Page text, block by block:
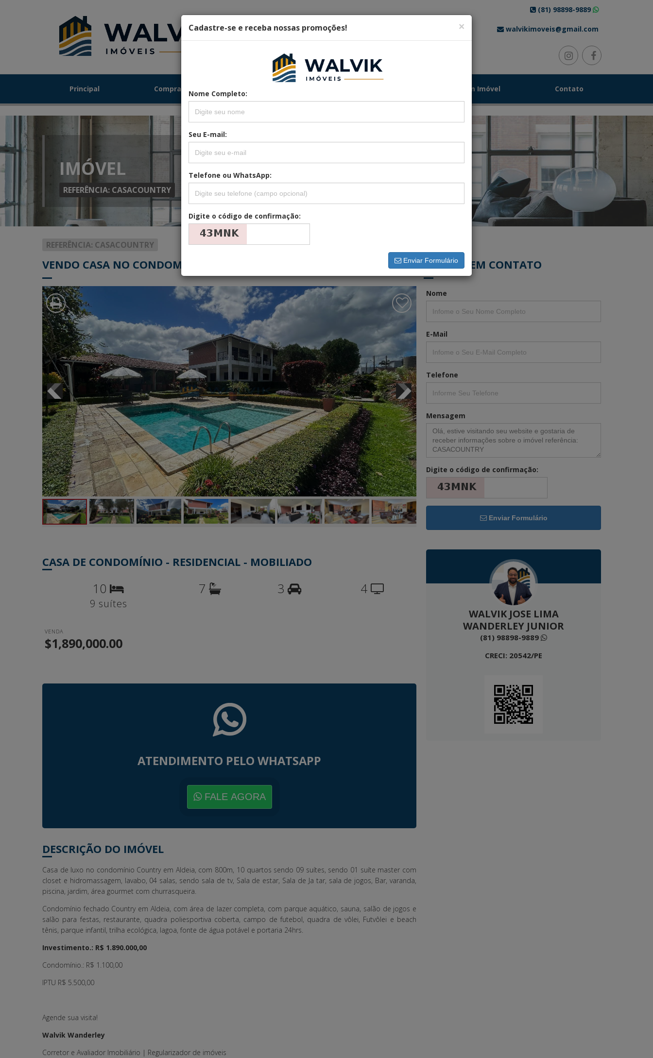
(81) 98898-9889
walvikimoveis@gmail.com
Principal Comprar Solicite Um Imóvel Contato
IMÓVEL
REFERÊNCIA: CASACOUNTRY
REFERÊNCIA: CASACOUNTRY
VENDO CASA NO CONDOMÍNIO COUNTRY ALDEIA!
CASA DE CONDOMÍNIO - RESIDENCIAL - MOBILIADO
10
9 suítes
7 3 4
VENDA
$1,890,000.00
ATENDIMENTO PELO WHATSAPP
FALE AGORA
DESCRIÇÃO DO IMÓVEL
Casa de luxo no condomínio Country em Aldeia, com 800m, 10 quartos sendo 09 suítes, sendo 01 suíte master com
closet e hidromassagem, lavabo, 04 salas, sendo sala de tv, Sala de estar, Sala de Ja tar, sala de jogos, Bar, varanda,
piscina, jardim, área gourmet com churrasqueira.
Condomínio fechado Country em Aldeia, com área de lazer completa, com parque aquático, sauna, salão de jogos e
salão para festas, restaurante, quadra poliesportiva coberta, campo de futebol, quadra de vôlei, Futvôlei e beach
tênis, parque infantil, trilha ecológica, lagoa, fonte de água potável e portaria 24hrs.
Investimento.: R$ 1.890.000,00
Condomínio.: R$ 1.100,00
IPTU R$ 5.500,00
Agende sua visita!
Walvik Wanderley
Corretor e Avaliador Imobiliário | Regularizador de imóveis
ENTRAR EM CONTATO
Nome
E-Mail
Telefone
Mensagem
Digite o código de confirmação:
Enviar Formulário
WALVIK JOSE LIMA
WANDERLEY JUNIOR
(81) 98898-9889
CRECI: 20542/PE
×
Cadastre-se e receba nossas promoções!
Nome Completo:
Seu E-mail:
Telefone ou WhatsApp:
Digite o código de confirmação:
Enviar Formulário